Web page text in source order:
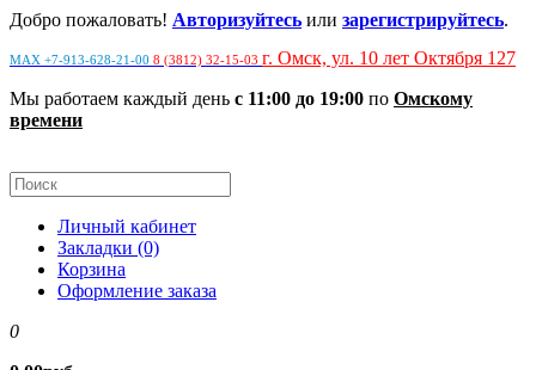
Добро пожаловать! Авторизуйтесь или зарегистрируйтесь.
MAX +7-913-628-21-00 8 (3812) 32-15-03 г. Омск, ул. 10 лет Октября 127
Мы работаем каждый день с 11:00 до 19:00 по Омскому
времени
Личный кабинет
Закладки (0)
Корзина
Оформление заказа
0